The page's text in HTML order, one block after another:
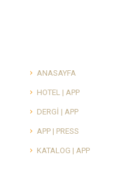
ANASAYFA
HOTEL | APP
DERGİ | APP
APP | PRESS
KATALOG | APP